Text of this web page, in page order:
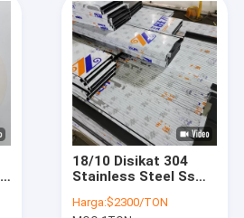
18/10 Disikat 304
Stainless Steel Ss
Brushed Stainless
Harga:$2300/TON